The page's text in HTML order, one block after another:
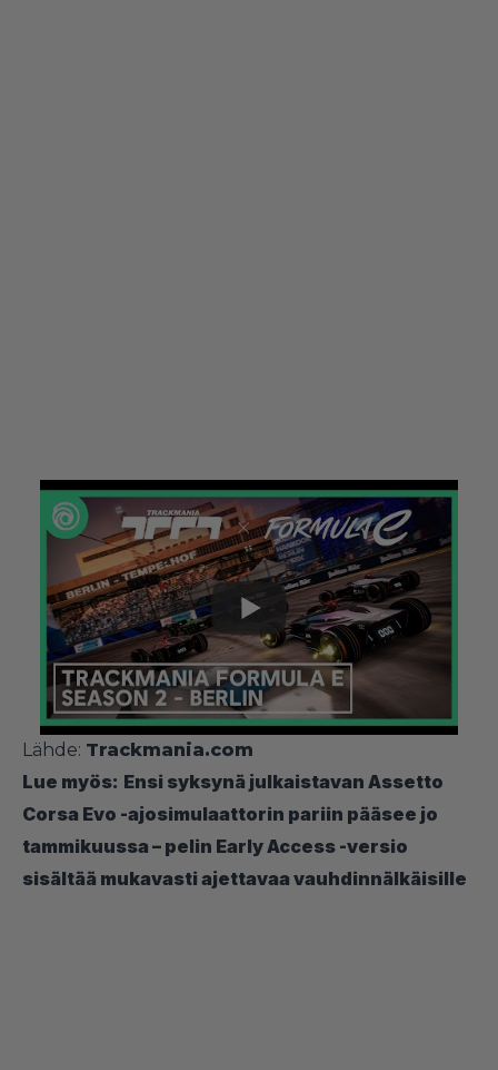
Lähde: Trackmania.com
Lue myös: Ensi syksynä julkaistavan Assetto
Corsa Evo -ajosimulaattorin pariin pääsee jo
tammikuussa – pelin Early Access -versio
sisältää mukavasti ajettavaa vauhdinnälkäisille